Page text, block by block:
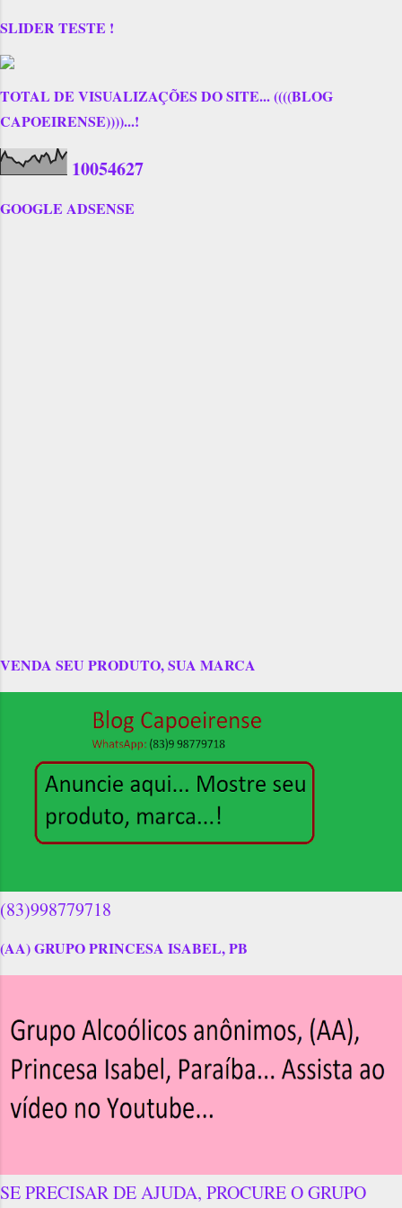
SLIDER TESTE !
TOTAL DE VISUALIZAÇÕES DO SITE... ((((BLOG
CAPOEIRENSE))))...!
10054627
GOOGLE ADSENSE
VENDA SEU PRODUTO, SUA MARCA
(83)998779718
(AA) GRUPO PRINCESA ISABEL, PB
SE PRECISAR DE AJUDA, PROCURE O GRUPO